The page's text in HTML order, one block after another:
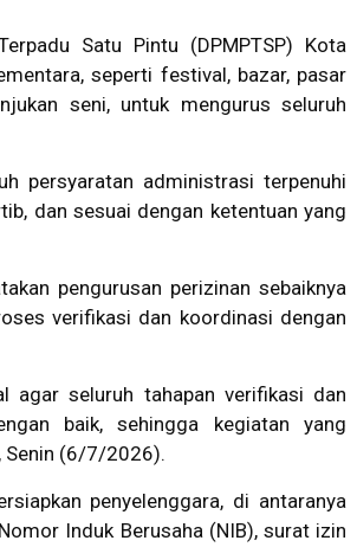
Satu Pintu (DPMPTSP) Kota
seperti festival, bazar, pasar
seni, untuk mengurus seluruh
persyaratan administrasi terpenuhi
dan sesuai dengan ketentuan yang
pengurusan perizinan sebaiknya
verifikasi dan koordinasi dengan
agar seluruh tahapan verifikasi dan
baik, sehingga kegiatan yang
Senin (6/7/2026).
penyelenggara, di antaranya
Induk Berusaha (NIB), surat izin